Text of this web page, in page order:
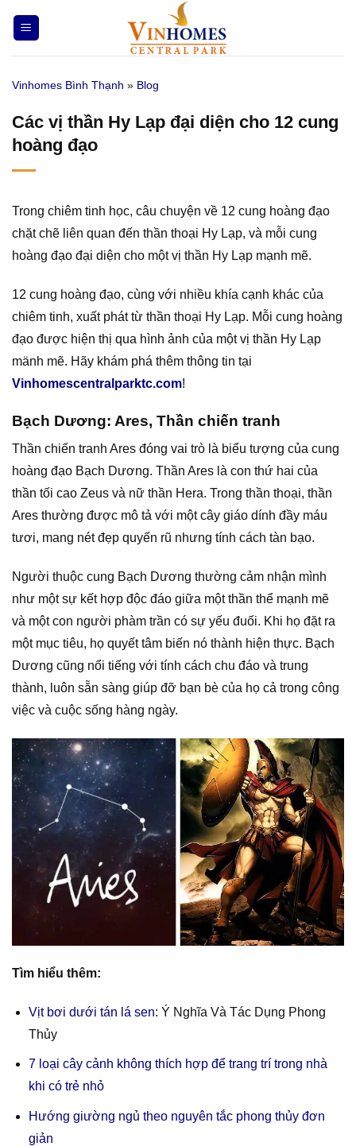
qua
nội
Vinhomes Bình Thạnh » Blog
Các vị thần Hy Lạp đại diện cho 12 cung
hoàng đạo
Trong chiêm tinh học, câu chuyện về 12 cung hoàng đạo
chặt chẽ liên quan đến thần thoại Hy Lạp, và mỗi cung
hoàng đạo đại diện cho một vị thần Hy Lạp mạnh mẽ.
12 cung hoàng đạo, cùng với nhiều khía cạnh khác của
chiêm tinh, xuất phát từ thần thoại Hy Lạp. Mỗi cung hoàng
đạo được hiện thị qua hình ảnh của một vị thần Hy Lạp
mänh mẽ. Hãy khám phá thêm thông tin tại
Vinhomescentralparktc.com!
Bạch Dương: Ares, Thần chiến tranh
Thần chiến tranh Ares đóng vai trò là biểu tượng của cung
hoàng đạo Bạch Dương. Thần Ares là con thứ hai của
thần tối cao Zeus và nữ thần Hera. Trong thần thoại, thần
Ares thường được mô tả với một cây giáo dính đầy máu
tươi, mang nét đẹp quyến rũ nhưng tính cách tàn bạo.
Người thuộc cung Bạch Dương thường cảm nhận mình
như một sự kết hợp độc đáo giữa một thần thể mạnh mẽ
và một con người phàm trần có sự yếu đuối. Khi họ đặt ra
một mục tiêu, họ quyết tâm biến nó thành hiện thực. Bạch
Dương cũng nổi tiếng với tính cách chu đáo và trung
thành, luôn sẵn sàng giúp đỡ bạn bè của họ cả trong công
việc và cuộc sống hàng ngày.
Tìm hiểu thêm:
Vịt bơi dưới tán lá sen: Ý Nghĩa Và Tác Dụng Phong
Thủy
7 loại cây cảnh không thích hợp để trang trí trong nhà
khi có trẻ nhỏ
Hướng giường ngủ theo nguyên tắc phong thủy đơn
giản